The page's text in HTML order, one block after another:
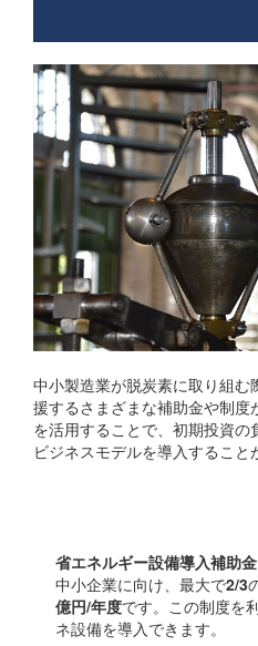
中小製造業が脱炭素に取り組
援するさまざまな補助金や制度
を活用することで、初期投資
ビジネスモデルを導入すること
省エネルギー設備導入補助金
中小企業に向け、最大で2/3
億円/年度です。この制度を
ネ設備を導入できます。